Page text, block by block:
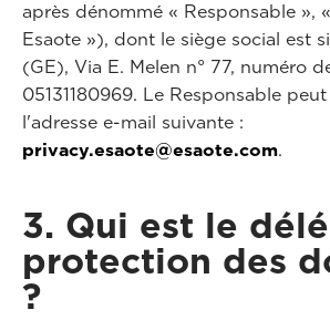
après dénommé « Responsable »,
Esaote »), dont le siège social est
(GE), Via E. Melen n° 77, numéro
05131180969. Le Responsable
l'adresse e-mail suivante :
privacy.esaote@esaote.com.
3. Qui est le
protection des
?